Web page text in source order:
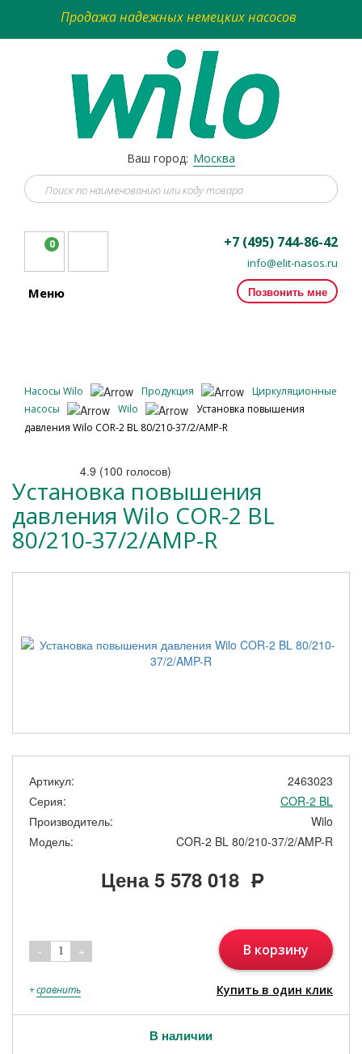
Продажа надежных немецких насосов
Ваш город: Москва
0 +7 (495) 744-86-42
info@elit-nasos.ru
Позвонить мне
Меню
Насосы Wilo Продукция
Циркуляционные
насосы
Wilo
Установка повышения
давления Wilo COR-2 BL 80/210-37/2/AMP-R
4.9 (100 голосов)
Установка повышения
давления Wilo COR-2 BL
80/210-37/2/AMP-R
Артикул:
2463023
Серия:
COR-2 BL
Производитель:
Wilo
Модель:
COR-2 BL 80/210-37/2/AMP-R
Цена5 578 018 Р
- 1 + В корзину
+сравнить Купить в один клик
В наличии